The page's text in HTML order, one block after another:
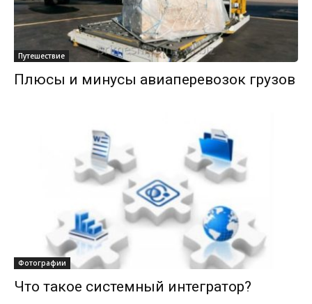
Путешествие
Плюсы и минусы авиаперевозок грузов
Фотографии
Что такое системный интегратор?